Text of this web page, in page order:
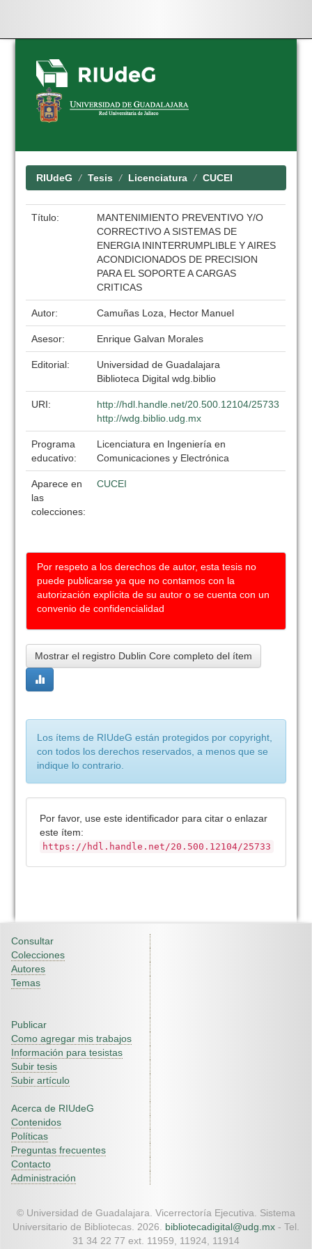
Skip
navigation
RIUdeG Tesis Licenciatura CUCEI
Título:
MANTENIMIENTO PREVENTIVO Y/O
CORRECTIVO A SISTEMAS DE
ENERGIA ININTERRUMPLIBLE Y AIRES
ACONDICIONADOS DE PRECISION
PARA EL SOPORTE A CARGAS
CRITICAS
Autor: Camuñas Loza, Hector Manuel
Asesor: Enrique Galvan Morales
Editorial:
Universidad de Guadalajara
Biblioteca Digital wdg.biblio
URI:
http://hdl.handle.net/20.500.12104/25733
http://wdg.biblio.udg.mx
Programa
educativo:
Licenciatura en Ingeniería en
Comunicaciones y Electrónica
Aparece en
las
colecciones:
CUCEI
Por respeto a los derechos de autor, esta tesis no
puede publicarse ya que no contamos con la
autorización explícita de su autor o se cuenta con un
convenio de confidencialidad
Mostrar el registro Dublin Core completo del ítem
Los ítems de RIUdeG están protegidos por copyright,
con todos los derechos reservados, a menos que se
indique lo contrario.
Por favor, use este identificador para citar o enlazar
este ítem:
https://hdl.handle.net/20.500.12104/25733
Consultar
Colecciones
Autores
Temas
Publicar
Como agregar mis trabajos
Información para tesistas
Subir tesis
Subir artículo
Acerca de RIUdeG
Contenidos
Políticas
Preguntas frecuentes
Contacto
Administración
© Universidad de Guadalajara. Vicerrectoría Ejecutiva. Sistema
Universitario de Bibliotecas. 2026. bibliotecadigital@udg.mx - Tel.
31 34 22 77 ext. 11959, 11924, 11914